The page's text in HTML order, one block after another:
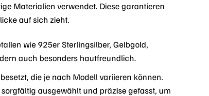
Materialien verwendet. Diese garantieren
auf sich zieht.
wie 925er Sterlingsilber, Gelbgold,
auch besonders hautfreundlich.
die je nach Modell variieren können.
ausgewählt und präzise gefasst, um